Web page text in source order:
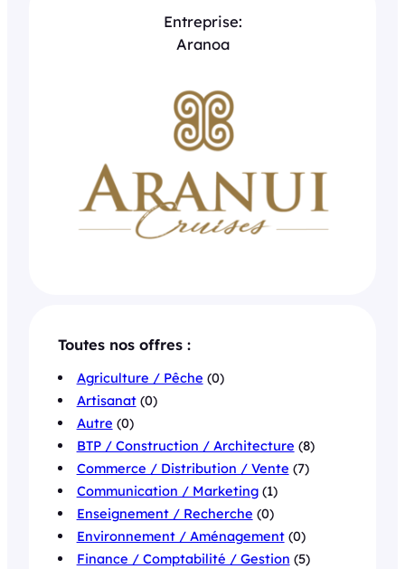
Entreprise:
Aranoa
Toutes nos offres :
Agriculture / Pêche (0)
Artisanat(0)
Autre (0)
BTP / Construction / Architecture (8)
Commerce / Distribution / Vente (7)
Communication / Marketing(1)
Enseignement / Recherche (0)
Environnement / Aménagement(0)
Finance / Comptabilité / Gestion (5)